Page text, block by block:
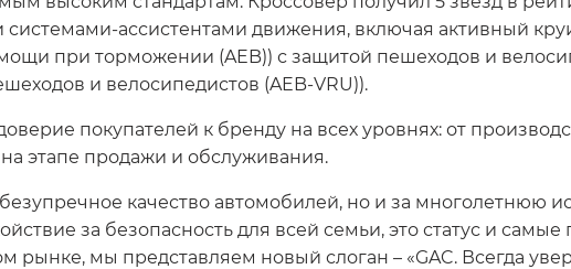
ассистентами движения, включая активный
при торможении (AEB)) с защитой пешеходов и
и велосипедистов (AEB-VRU)).
покупателей к бренду на всех уровнях: от
этапе продажи и обслуживания.
качество автомобилей, но и за многолетнюю
за безопасность для всей семьи, это статус и
рынке, мы представляем новый слоган – «GAC. Всегда